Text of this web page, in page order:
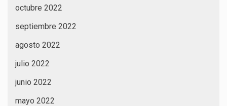
octubre 2022
septiembre 2022
agosto 2022
julio 2022
junio 2022
mayo 2022